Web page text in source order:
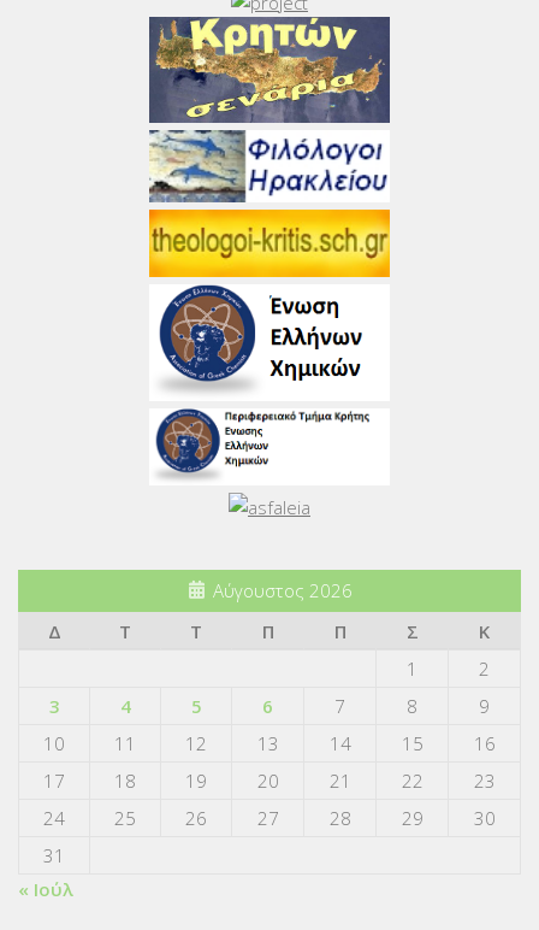
Αύγουστος 2026
Δ
Τ Τ Π Π Σ
Κ
1
2
3
4 5 6 7 8
9
10
11 12 13 14 15
16
17
18 19 20 21 22
23
24
25 26 27 28 29
30
31
« Ιούλ